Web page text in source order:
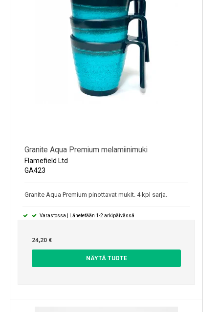
Granite Aqua Premium melamiinimuki
Flamefield Ltd
GA423
Granite Aqua Premium pinottavat mukit. 4 kpl sarja.
Varastossa | Lähetetään 1-2 arkipäivässä
24,20 €
NÄYTÄ TUOTE